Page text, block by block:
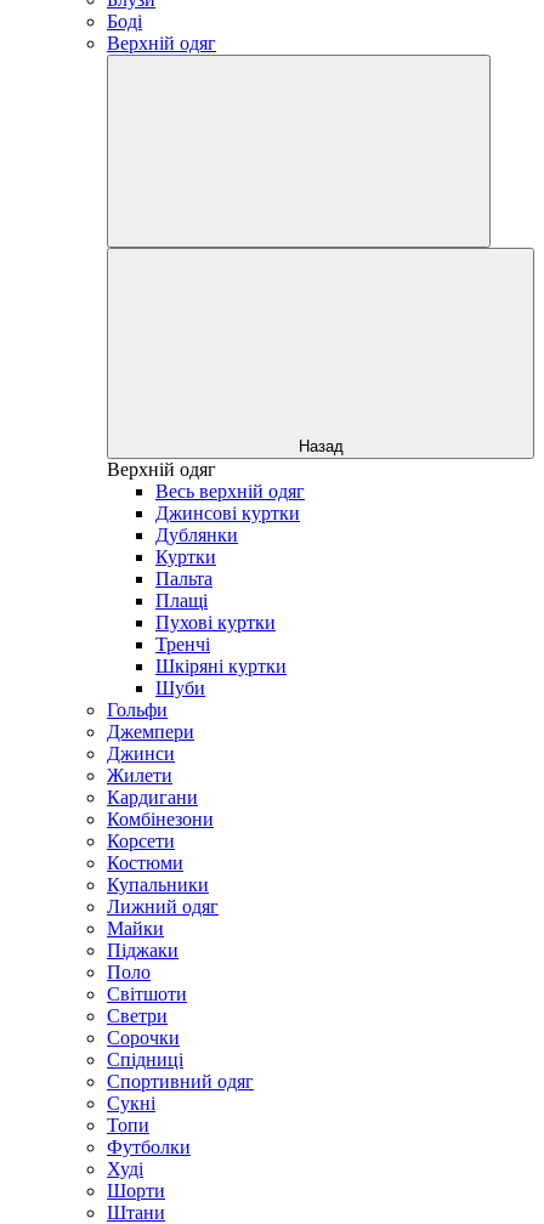
Боді
Верхній одяг
Назад
Верхній одяг
Весь верхній одяг
Джинсові куртки
Дублянки
Куртки
Пальта
Плащі
Пухові куртки
Тренчі
Шкіряні куртки
Шуби
Гольфи
Джемпери
Джинси
Жилети
Кардигани
Комбінезони
Корсети
Костюми
Купальники
Лижний одяг
Майки
Піджаки
Поло
Світшоти
Светри
Сорочки
Спідниці
Спортивний одяг
Сукні
Топи
Футболки
Худі
Шорти
Штани